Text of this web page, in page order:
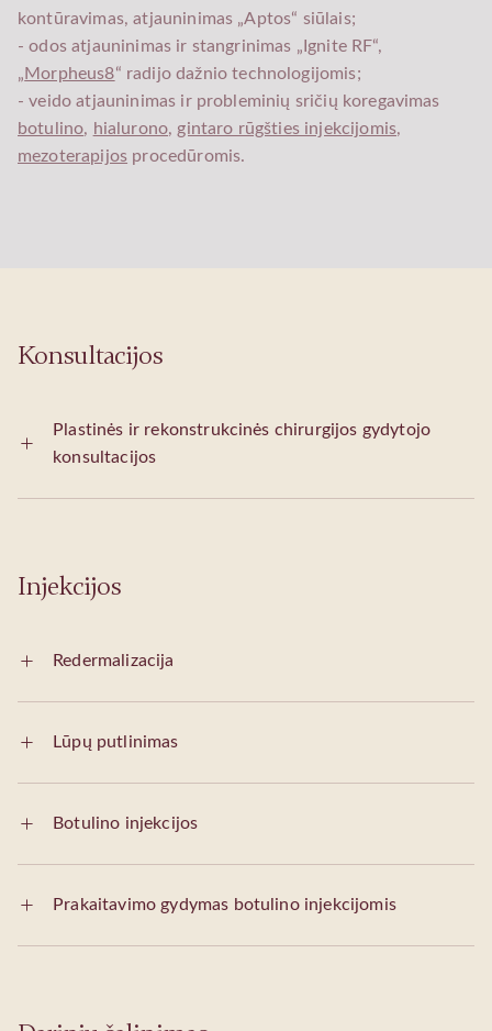
kontūravimas, atjauninimas „Aptos“ siūlais;
- odos atjauninimas ir stangrinimas „Ignite RF“,
„ Morpheus8“ radijo dažnio technologijomis;
- veido atjauninimas ir probleminių sričių koregavimas
botulino, hialurono, gintaro rūgšties injekcijomis,
mezoterapijos procedūromis.
Konsultacijos
Plastinės ir rekonstrukcinės chirurgijos gydytojo
konsultacijos
Injekcijos
Redermalizacija
Lūpų putlinimas
Botulino injekcijos
Prakaitavimo gydymas botulino injekcijomis